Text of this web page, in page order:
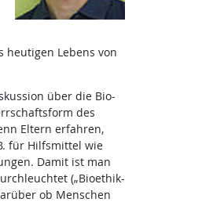
heutigen Lebens von
über die Bio-
des
Eltern erfahren,
für Hilfsmittel wie
Damit ist man
(„Bioethik-
ob Menschen